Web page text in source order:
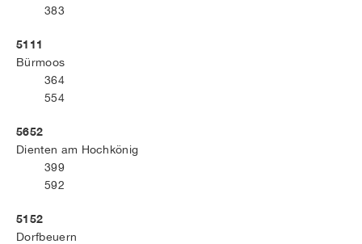
383
5111
Bürmoos
364
554
5652
Dienten am Hochkönig
399
592
5152
Dorfbeuern